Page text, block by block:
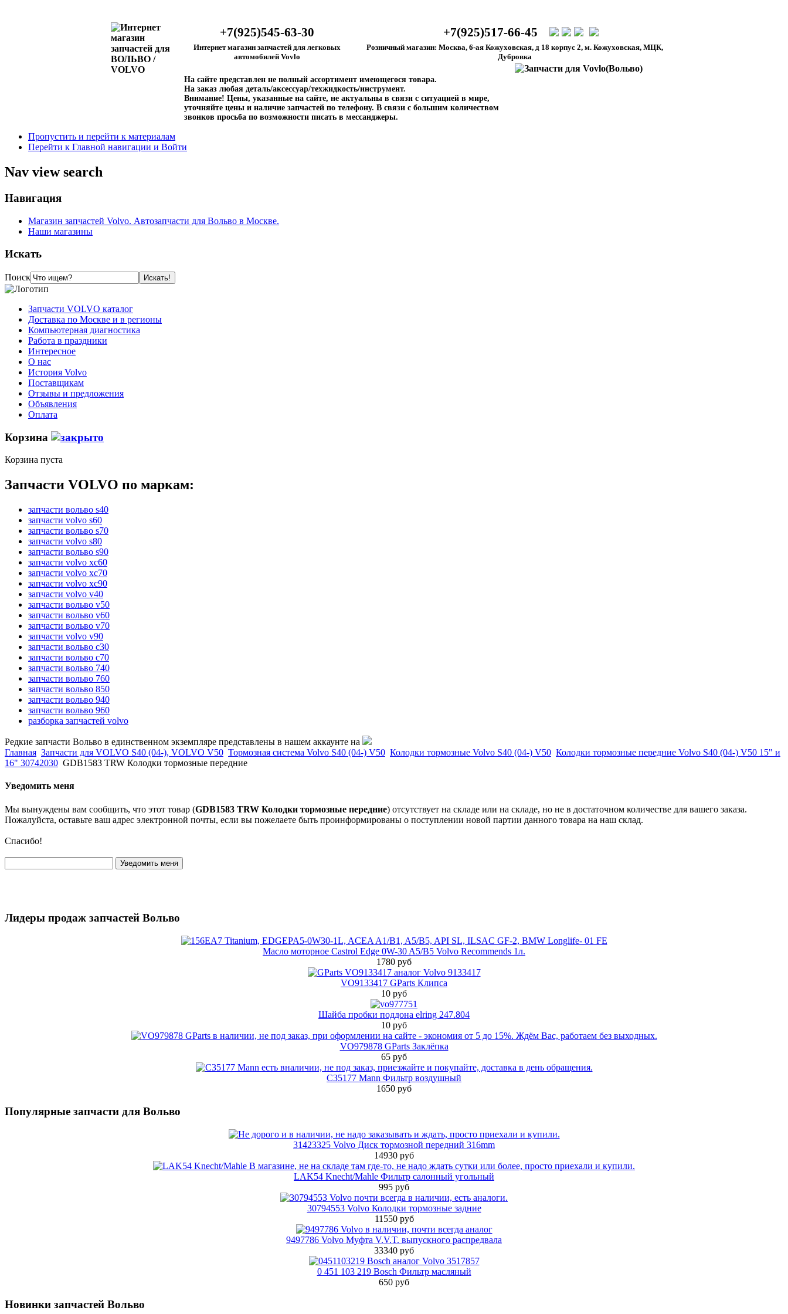
+7(925)545-63-30
Интернет магазин запчастей для легковых
автомобилей Vovlo
+7(925)517-66-45
Розничный магазин: Москва, 6-ая Кожуховская, д 18 корпус 2, м. Кожуховская, МЦК,
Дубровка
На сайте представлен не полный ассортимент имеющегося товара.
На заказ любая деталь/аксессуар/техжидкость/инструмент.
Внимание! Цены, указанные на сайте, не актуальны в связи с ситуацией в мире,
уточняйте цены и наличие запчастей по телефону. В связи с большим количеством
звонков просьба по возможности писать в мессанджеры.
Пропустить и перейти к материалам
Перейти к Главной навигации и Войти
Nav view search
Навигация
Магазин запчастей Volvo. Автозапчасти для Вольво в Москве.
Наши магазины
Искать
Поиск
Запчасти VOLVO каталог
Доставка по Москве и в регионы
Компьютерная диагностика
Работа в праздники
Интересное
О нас
История Volvo
Поставщикам
Отзывы и предложения
Объявления
Оплата
Корзина
Корзина пуста
Запчасти VOLVO по маркам:
запчасти вольво s40
запчасти volvo s60
запчасти вольво s70
запчасти volvo s80
запчасти вольво s90
запчасти volvo xc60
запчасти volvo xc70
запчасти volvo xc90
запчасти volvo v40
запчасти вольво v50
запчасти вольво v60
запчасти вольво v70
запчасти volvo v90
запчасти вольво c30
запчасти вольво c70
запчасти вольво 740
запчасти вольво 760
запчасти вольво 850
запчасти вольво 940
запчасти вольво 960
разборка запчастей volvo
Редкие запчасти Вольво в единственном экземпляре представлены в нашем аккаунте на
Главная Запчасти для VOLVO S40 (04-), VOLVO V50 Тормозная система Volvo S40 (04-) V50 Колодки тормозные Volvo S40 (04-) V50 Колодки тормозные передние Volvo S40 (04-) V50 15" и
16" 30742030 GDB1583 TRW Колодки тормозные передние
Уведомить меня
Мы вынуждены вам сообщить, что этот товар (GDB1583 TRW Колодки тормозные передние) отсутствует на складе или на складе, но не в достаточном количестве для вашего заказа.
Пожалуйста, оставьте ваш адрес электронной почты, если вы пожелаете быть проинформированы о поступлении новой партии данного товара на наш склад.
Спасибо!
Лидеры продаж запчастей Вольво
Масло моторное Castrol Edge 0W-30 A5/B5 Volvo Recommends 1л.
1780 руб
VO9133417 GParts Клипса
10 руб
Шайба пробки поддона elring 247.804
10 руб
VO979878 GParts Заклёпка
65 руб
C35177 Mann Фильтр воздушный
1650 руб
Популярные запчасти для Вольво
31423325 Volvo Диск тормозной передний 316mm
14930 руб
LAK54 Knecht/Mahle Фильтр салонный угольный
995 руб
30794553 Volvo Колодки тормозные задние
11550 руб
9497786 Volvo Муфта V.V.T. выпускного распредвала
33340 руб
0 451 103 219 Bosch Фильтр масляный
650 руб
Новинки запчастей Вольво